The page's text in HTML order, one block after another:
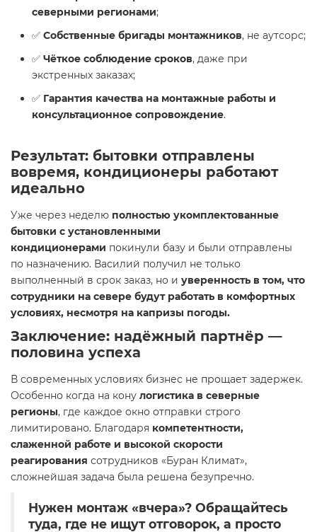
северными регионами;
✅ Собственные бригады монтажников, не аутсорс;
✅ Чёткое соблюдение сроков, даже при
экстренных заказах;
✅ Гарантия качества на монтажные работы и
консультационное сопровождение.
Результат: бытовки отправлены
вовремя, кондиционеры работают
идеально
Уже через неделю полностью укомплектованные
бытовки с установленными
кондиционерами покинули базу и были отправлены
по назначению. Василий получил не только
выполненный в срок заказ, но и уверенность в том, что
сотрудники на севере будут работать в комфортных
условиях, несмотря на капризы погоды.
Заключение: надёжный партнёр —
половина успеха
В современных условиях бизнес не прощает задержек.
Особенно когда на кону логистика в северные
регионы, где каждое окно отправки строго
лимитировано. Благодаря компетентности,
слаженной работе и высокой скорости
реагирования сотрудников «Буран Климат»,
сложнейшая задача была решена безупречно.
Нужен монтаж «вчера»? Обращайтесь
туда, где не ищут отговорок, а просто